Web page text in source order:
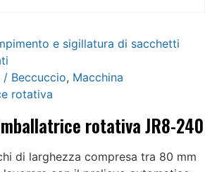
e sigillatura di sacchetti
/ Beccuccio, Macchina
rotativa
rotativa JR8-240
di larghezza compresa tra 80 mm